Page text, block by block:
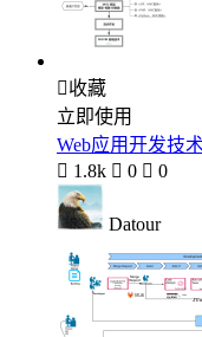
收藏
立即使用
Web应用开发技
 1.8k  0  0
Datour